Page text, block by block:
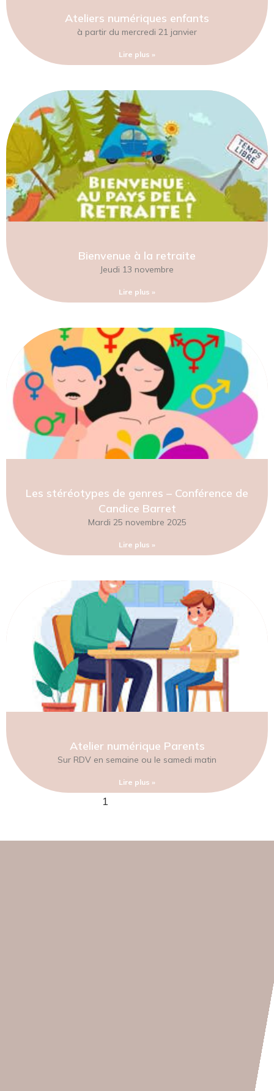
Ateliers numériques enfants
à partir du mercredi 21 janvier
Lire plus »
Bienvenue à la retraite
Jeudi 13 novembre
Lire plus »
Les stéréotypes de genres – Conférence de
Candice Barret
Mardi 25 novembre 2025
Lire plus »
Atelier numérique Parents
Sur RDV en semaine ou le samedi matin
Lire plus »
1